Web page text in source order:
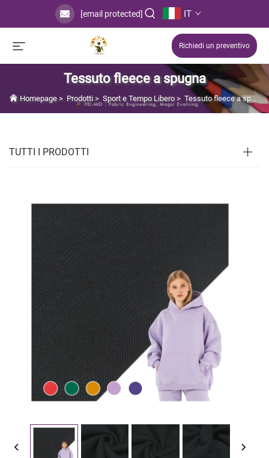
[email protected] IT
Richiedi un preventivo
Tessuto fleece a spugna
Homepage > Prodotti > Sport e Tempo Libero > Tessuto fleece a spugna
TUTTI I PRODOTTI